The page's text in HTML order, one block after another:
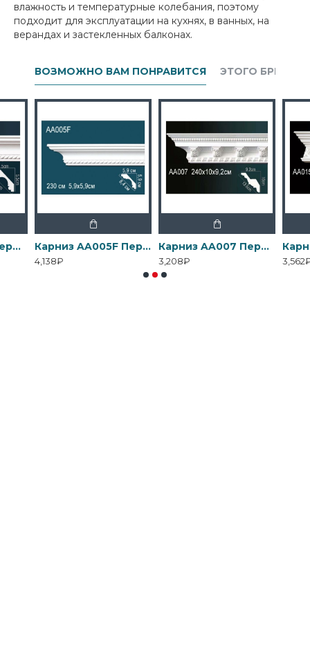
влажность и температурные колебания, поэтому
подходит для эксплуатации на кухнях, в ванных, на
верандах и застекленных балконах.
ВОЗМОЖНО ВАМ ПОНРАВИТСЯ ЭТОГО БРЕНДА
Карниз AA005 Перфект Карниз AA005F Перфект
4,138₽
Карниз AA007 Перфект
3,208₽